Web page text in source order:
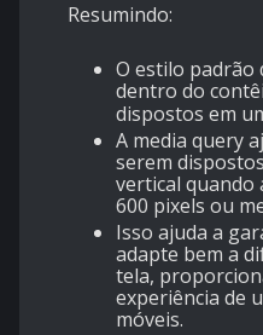
Resumindo:
O estilo padrão
dentro do
dispostos em
A media query
serem
vertical quando
600 pixels ou
Isso ajuda a
adapte bem a
tela,
experiência de
móveis.